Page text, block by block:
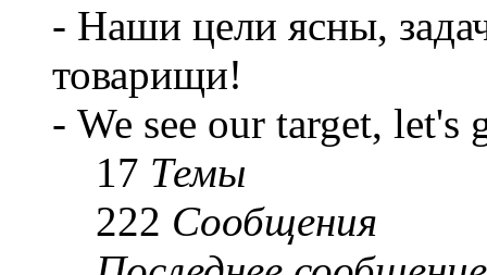
- Наши цели ясны,
товарищи!
- We see our target, let's
17 Темы
222 Сообщения